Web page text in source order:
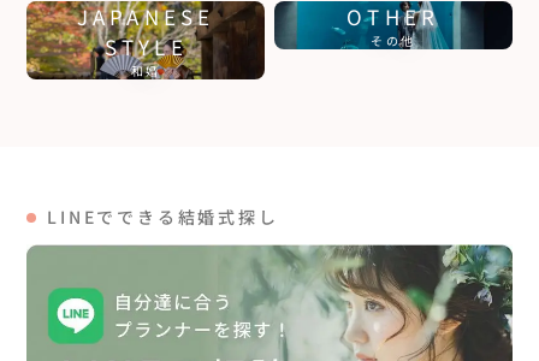
JAPANESE
STYLE
和婚
OTHER
その他
LINEでできる結婚式探し